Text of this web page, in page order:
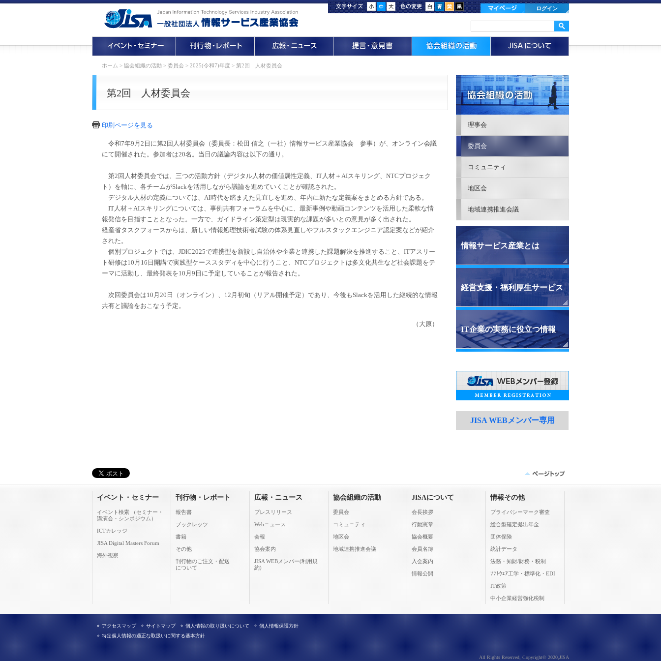
ログイン
ホーム > 協会組織の活動 > 委員会 > 2025(令和7)年度 > 第2回 人材委員会
第2回 人材委員会
印刷ページを見る
令和7年9月2日に第2回人材委員会（委員長：松田 信之（一社）情報サービス産業協会 参事）が、オンライン会議
にて開催された。参加者は20名。当日の議論内容は以下の通り。
第2回人材委員会では、三つの活動方針（デジタル人材の価値属性定義、IT人材＋AIスキリング、NTCプロジェク
ト）を軸に、各チームがSlackを活用しながら議論を進めていくことが確認された。
デジタル人材の定義については、AI時代を踏まえた見直しを進め、年内に新たな定義案をまとめる方針である。
IT人材＋AIスキリングについては、事例共有フォーラムを中心に、最新事例や動画コンテンツを活用した柔軟な情
報発信を目指すこととなった。一方で、ガイドライン策定型は現実的な課題が多いとの意見が多く出された。
経産省タスクフォースからは、新しい情報処理技術者試験の体系見直しやフルスタックエンジニア認定案などが紹介
された。
個別プロジェクトでは、JDIC2025で連携型を新設し自治体や企業と連携した課題解決を推進すること、ITアスリー
ト研修は10月16日開講で実践型ケーススタディを中心に行うこと、NTCプロジェクトは多文化共生など社会課題をテ
ーマに活動し、最終発表を10月9日に予定していることが報告された。
次回委員会は10月20日（オンライン）、12月初旬（リアル開催予定）であり、今後もSlackを活用した継続的な情報
共有と議論をおこなう予定。
（大原）
理事会
委員会
コミュニティ
地区会
地域連携推進会議
情報サービス産業とは
経営支援・福利厚生サービス
IT企業の実務に役立つ情報
JISA WEBメンバー専用
イベント・セミナー
イベント検索 （セミナー・
講演会・シンポジウム）
ICTカレッジ
JISA Digital Masters Forum
海外視察
刊行物・レポート
報告書
ブックレッツ
書籍
その他
刊行物のご注文・配送
について
広報・ニュース
プレスリリース
Webニュース
会報
協会案内
JISA WEBメンバー(利用規
約)
協会組織の活動
委員会
コミュニティ
地区会
地域連携推進会議
JISAについて
会長挨拶
行動憲章
協会概要
会員名簿
入会案内
情報公開
情報その他
プライバシーマーク審査
総合型確定拠出年金
団体保険
統計データ
法務・知財/財務・税制
ｿﾌﾄｳｪｱ工学・標準化・EDI
IT政策
中小企業経営強化税制
アクセスマップ サイトマップ 個人情報の取り扱いについて
個人情報保護方針
特定個人情報の適正な取扱いに関する基本方針
All Rights Reserved, Copyright© 2020,JISA